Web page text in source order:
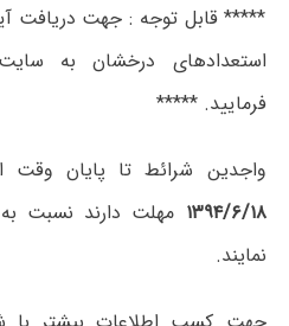
***** قابل توجه : جهت دریافت
استعدادهای درخشان به
فرمایید. *****
واجدین شرائط تا پایان وقت
۱۳۹۴/۶/۱۸ مهلت دارند نسبت
نمایند.